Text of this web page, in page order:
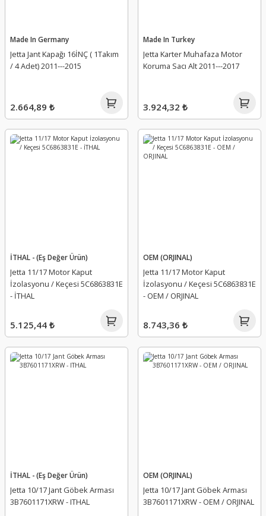
Made In Germany
Jetta Jant Kapağı 16İNÇ ( 1Takım
/ 4 Adet) 2011---2015
2.664,89 ₺
Made In Turkey
Jetta Karter Muhafaza Motor
Koruma Sacı Alt 2011---2017
3.924,32 ₺
İTHAL - (Eş Değer Ürün)
Jetta 11/17 Motor Kaput
İzolasyonu / Keçesi 5C6863831E
- İTHAL
5.125,44 ₺
OEM (ORJINAL)
Jetta 11/17 Motor Kaput
İzolasyonu / Keçesi 5C6863831E
- OEM / ORJINAL
8.743,36 ₺
İTHAL - (Eş Değer Ürün)
Jetta 10/17 Jant Göbek Arması
3B7601171XRW - ITHAL
OEM (ORJINAL)
Jetta 10/17 Jant Göbek Arması
3B7601171XRW - OEM / ORJINAL